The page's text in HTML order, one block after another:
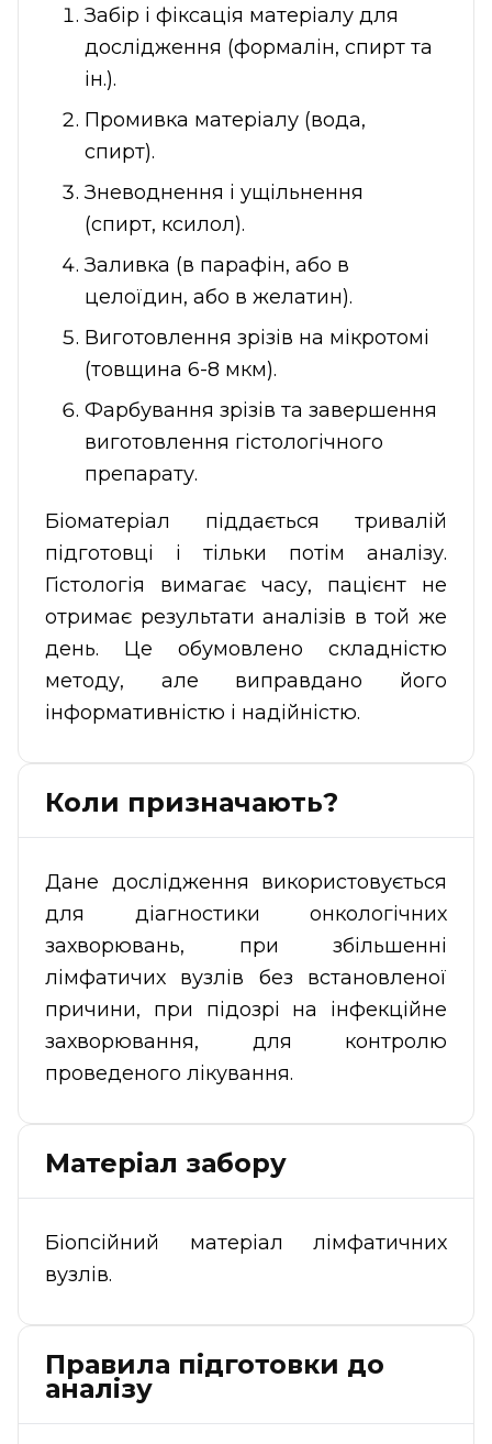
Забір і фіксація матеріалу для
дослідження (формалін, спирт та
ін.).
Промивка матеріалу (вода,
спирт).
Зневоднення і ущільнення
(спирт, ксилол).
Заливка (в парафін, або в
целоїдин, або в желатин).
Виготовлення зрізів на мікротомі
(товщина 6-8 мкм).
Фарбування зрізів та завершення
виготовлення гістологічного
препарату.
Біоматеріал піддається тривалій
підготовці і тільки потім аналізу.
Гістологія вимагає часу, пацієнт не
отримає результати аналізів в той же
день. Це обумовлено складністю
методу, але виправдано його
інформативністю і надійністю.
Коли призначають?
Дане дослідження використовується
для діагностики онкологічних
захворювань, при збільшенні
лімфатичих вузлів без встановленої
причини, при підозрі на інфекційне
захворювання, для контролю
проведеного лікування.
Матеріал забору
Біопсійний матеріал лімфатичних
вузлів.
Правила підготовки до
аналізу